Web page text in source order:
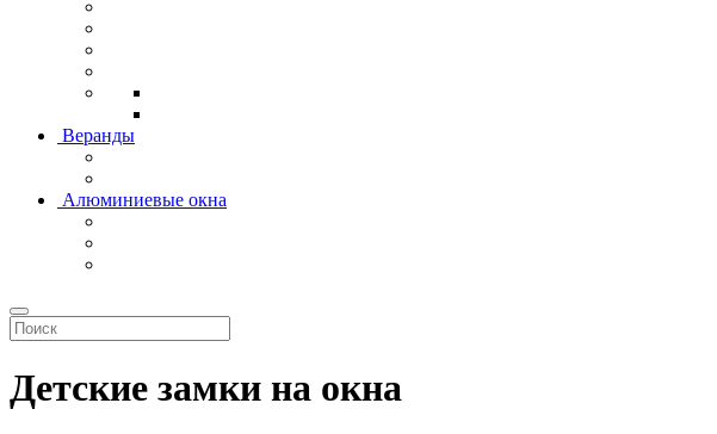
Веранды
Алюминиевые окна
Детские замки на окна